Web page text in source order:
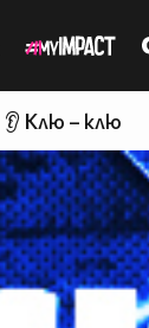
👂 Клю – клю